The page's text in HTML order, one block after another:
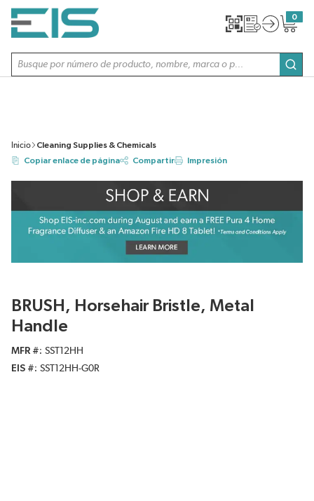
SALTAR AL CONTENIDO PRINCIPAL
Búsqueda de sitio
0
{0}
Inicio
Cleaning Supplies & Chemicals
Copiar enlace de página
Compartir Impresión
BRUSH, Horsehair Bristle, Metal
Handle
MFR #
SST12HH
EIS #
SST12HH-G0R